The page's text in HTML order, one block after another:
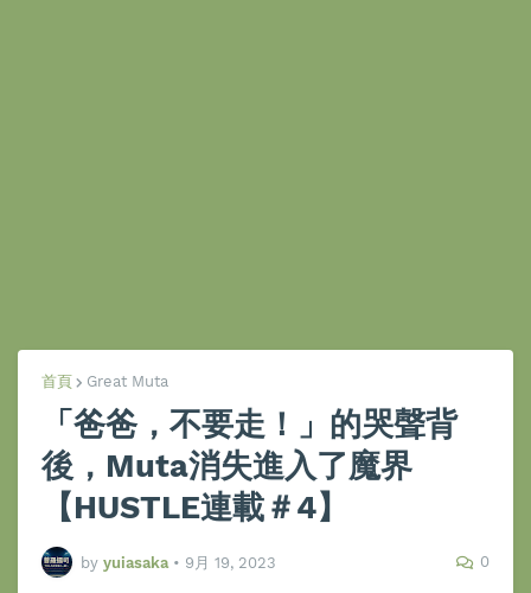
首頁 Great Muta
「爸爸，不要走！」的哭聲背
後，Muta消失進入了魔界
【HUSTLE連載＃4】
by yuiasaka • 9月 19, 2023 0